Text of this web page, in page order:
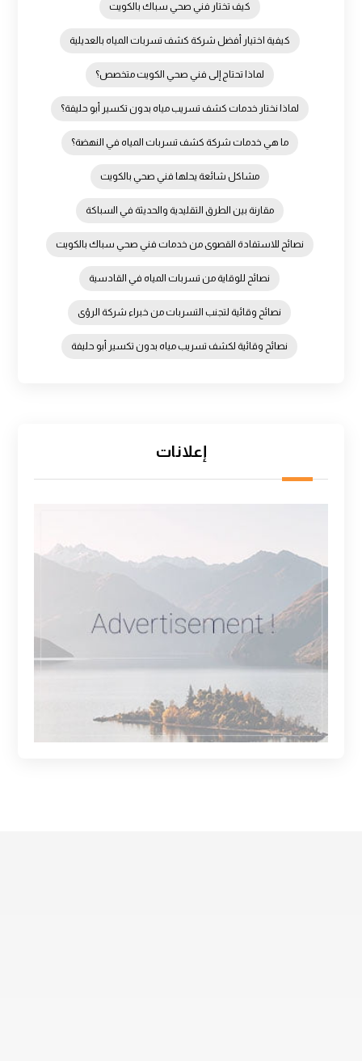
كيف تختار فني صحي سباك بالكويت
كيفية اختيار أفضل شركة كشف تسربات المياه بالعديلية
لماذا تحتاج إلى فني صحي الكويت متخصص؟
لماذا نختار خدمات كشف تسريب مياه بدون تكسير أبو حليفة؟
ما هي خدمات شركة كشف تسربات المياه في النهضة؟
مشاكل شائعة يحلها فني صحي بالكويت
مقارنة بين الطرق التقليدية والحديثة في السباكة
نصائح للاستفادة القصوى من خدمات فني صحي سباك بالكويت
نصائح للوقاية من تسربات المياه في القادسية
نصائح وقائية لتجنب التسربات من خبراء شركة الرؤى
نصائح وقائية لكشف تسريب مياه بدون تكسير أبو حليفة
إعلانات